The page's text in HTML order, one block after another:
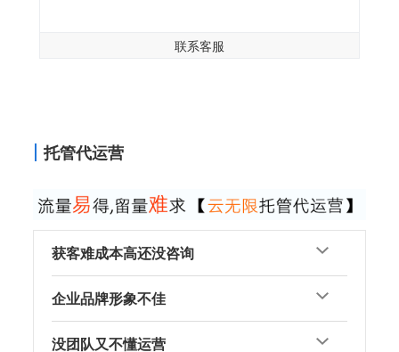
联系客服
托管代运营
获客难成本高还没咨询
企业品牌形象不佳
没团队又不懂运营